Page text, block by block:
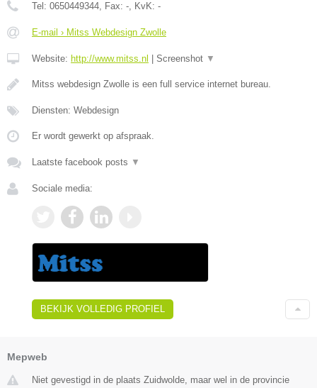
Tel: 0650449344, Fax: -, KvK: -
E-mail › Mitss Webdesign Zwolle
Website: http://www.mitss.nl Screenshot ▼
Mitss webdesign Zwolle is een full service internet bureau.
Diensten: Webdesign
Er wordt gewerkt op afspraak.
Laatste facebook posts ▼
Sociale media:
BEKIJK VOLLEDIG PROFIEL
Mepweb
Niet gevestigd in de plaats Zuidwolde, maar wel in de provincie